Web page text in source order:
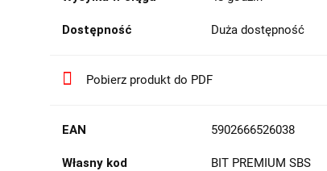
Dostępność Duża dostępność
Pobierz produkt do PDF
EAN 5902666526038
Własny kod BIT PREMIUM SBS